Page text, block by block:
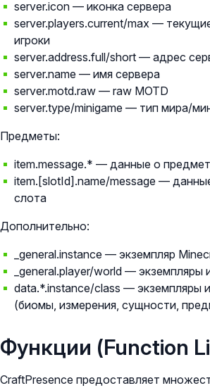
server.icon — иконка сервера
server.players.current/max —
игроки
server.address.full/short — адрес
server.name — имя сервера
server.motd.raw — raw MOTD
server.type/minigame — тип мира/
Предметы:
item.message.* — данные о
item.[slotId].name/message —
слота
Дополнительно:
_general.instance — экземпляр
_general.player/world — экземпляры
data.*.instance/class — экземпляры
(биомы, измерения, сущности,
Функции (Function
CraftPresence предоставляет